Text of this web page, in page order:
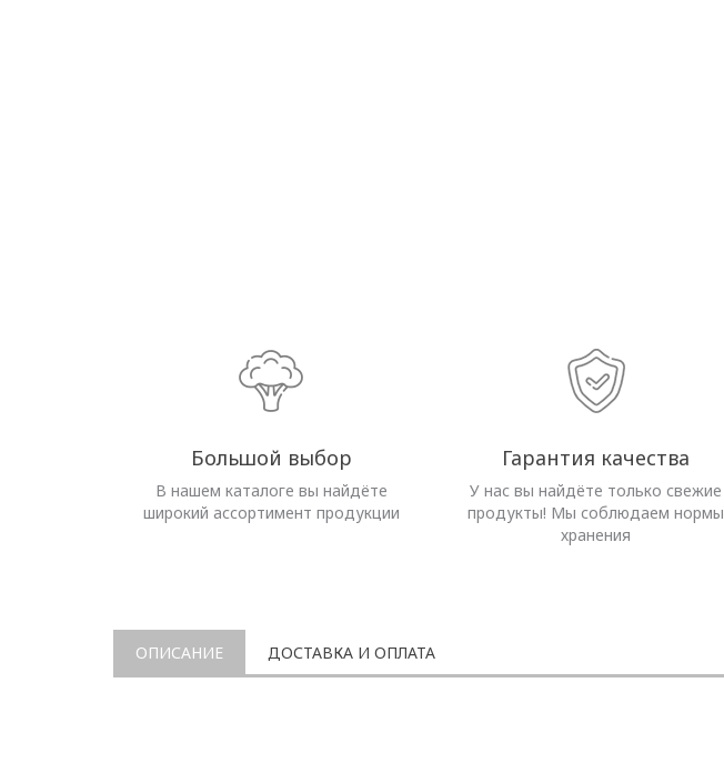
Большой выбор
В нашем каталоге вы найдёте
широкий ассортимент продукции
Гарантия качества
У нас вы найдёте только свежие
продукты! Мы соблюдаем нормы
хранения
ОПИСАНИЕ ДОСТАВКА И ОПЛАТА